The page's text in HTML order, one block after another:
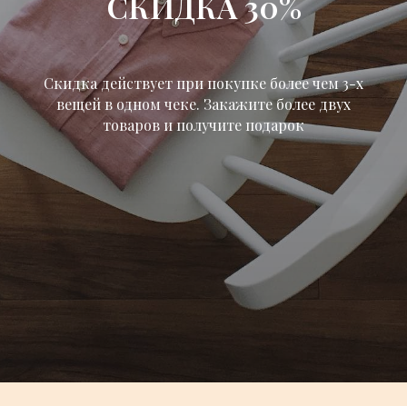
Скидка действует при покупке более чем 3-х
вещей в одном чеке. Закажите более двух
товаров и получите подарок